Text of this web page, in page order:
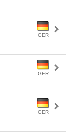
GER
GER
GER